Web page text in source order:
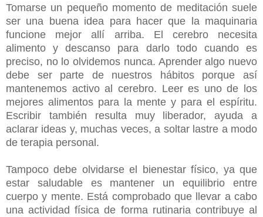
Tomarse un pequeño momento de meditación suele
ser una buena idea para hacer que la maquinaria
funcione mejor allí arriba. El cerebro necesita
alimento y descanso para darlo todo cuando es
preciso, no lo olvidemos nunca. Aprender algo nuevo
debe ser parte de nuestros hábitos porque así
mantenemos activo al cerebro. Leer es uno de los
mejores alimentos para la mente y para el espíritu.
Escribir también resulta muy liberador, ayuda a
aclarar ideas y, muchas veces, a soltar lastre a modo
de terapia personal.
Tampoco debe olvidarse el bienestar físico, ya que
estar saludable es mantener un equilibrio entre
cuerpo y mente. Está comprobado que llevar a cabo
una actividad física de forma rutinaria contribuye al